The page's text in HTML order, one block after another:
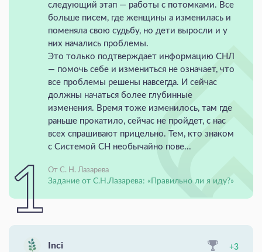
следующий этап — работы с потомками. Все
больше писем, где женщины а изменилась и
поменяла свою судьбу, но дети выросли и у
них начались проблемы.
Это только подтверждает информацию СНЛ
— помочь себе и измениться не означает, что
все проблемы решены навсегда. И сейчас
должны начаться более глубинные
изменения. Время тоже изменилось, там где
раньше прокатило, сейчас не пройдет, с нас
всех спрашивают прицельно. Тем, кто знаком
с Системой СН необычайно пове...
От С. Н. Лазарева
Задание от С.Н.Лазарева: «Правильно ли я иду?»
Inci +3